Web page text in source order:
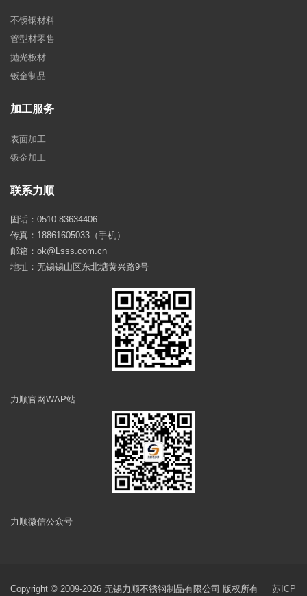
不锈钢材料
管型材零售
抛光板材
钣金制品
加工服务
表面加工
钣金加工
联系力顺
固话：0510-83634406
传真：18861605033（手机）
邮箱：ok@Lsss.com.cn
地址：无锡锡山区东北塘黄兴路9号
力顺官网WAP站
力顺微信公众号
Copyright © 2009-2026 无锡力顺不锈钢制品有限公司 版权所有 苏ICP